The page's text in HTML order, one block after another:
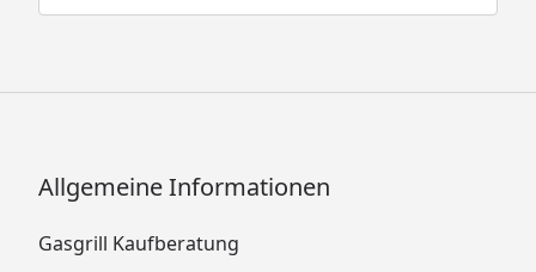
Allgemeine Informationen
Gasgrill Kaufberatung